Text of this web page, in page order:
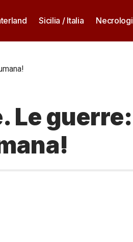
Sicilia / Italia Necrologi
Le guerre: